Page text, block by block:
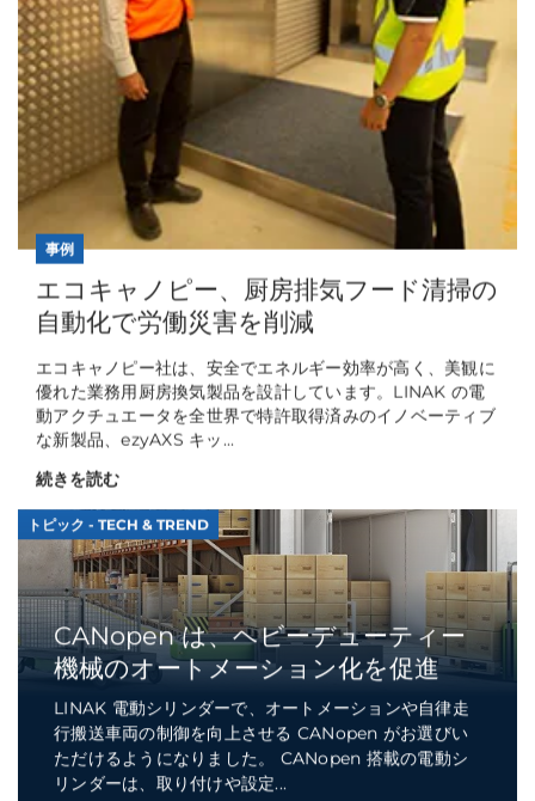
事例
エコキャノピー、厨房排気フード清掃の
自動化で労働災害を削減
エコキャノピー社は、安全でエネルギー効率が高く、美観に
優れた業務用厨房換気製品を設計しています。LINAK の電
動アクチュエータを全世界で特許取得済みのイノベーティブ
な新製品、ezyAXS キッ...
続きを読む
トピック - TECH & TREND
CANopen は、ヘビーデューティー
機械のオートメーション化を促進
LINAK 電動シリンダーで、オートメーションや自律走